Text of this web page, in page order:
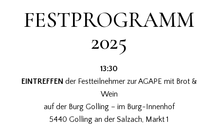
FESTPROGRAMM
2025
13:30
EINTREFFEN der Festteilnehmer zur AGAPE mit Brot &
Wein
auf der Burg Golling – im Burg-Innenhof
5440 Golling an der Salzach, Markt 1